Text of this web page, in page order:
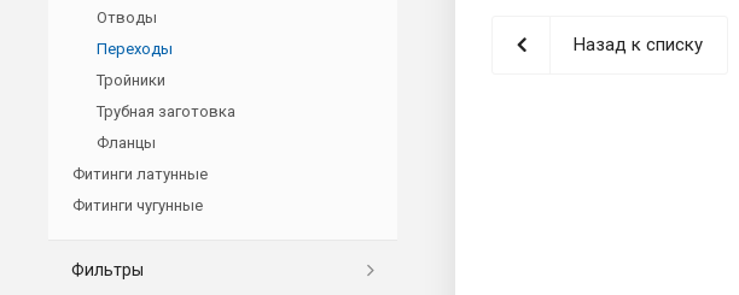
Назад к списку
Отводы
Переходы
Тройники
Трубная заготовка
Фланцы
Фитинги латунные
Фитинги чугунные
Фильтры